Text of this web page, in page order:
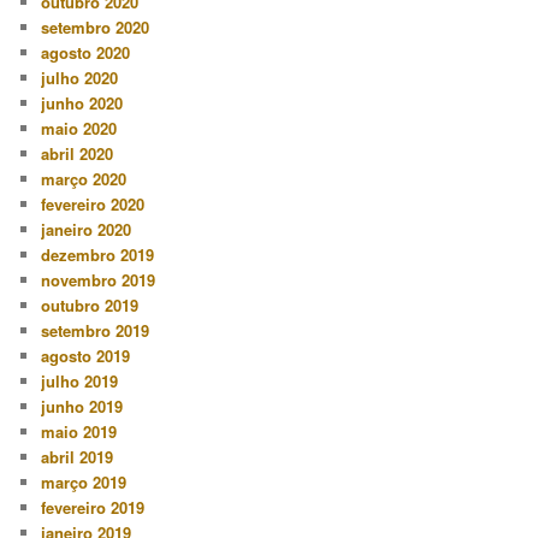
setembro 2020
agosto 2020
julho 2020
junho 2020
maio 2020
abril 2020
março 2020
fevereiro 2020
janeiro 2020
dezembro 2019
novembro 2019
outubro 2019
setembro 2019
agosto 2019
julho 2019
junho 2019
maio 2019
abril 2019
março 2019
fevereiro 2019
janeiro 2019